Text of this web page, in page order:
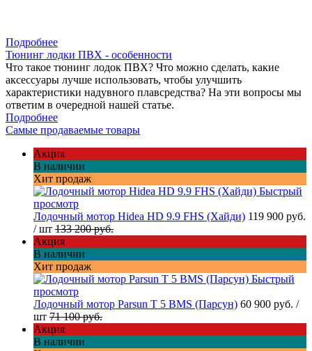
Подробнее
Тюнинг лодки ПВХ - особенности
Что такое тюнинг лодок ПВХ? Что можно сделать, какие
аксессуары лучше использовать, чтобы улучшить
характеристики надувного плавсредства? На эти вопросы мы
ответим в очередной нашей статье.
Подробнее
Самые продаваемые товары
Акция
В наличии
Хит продаж
Быстрый
просмотр
Лодочный мотор Hidea HD 9.9 FHS (Хайди) 119 900 руб.
/ шт 133 200 руб.
Акция
В наличии
Хит продаж
Быстрый
просмотр
Лодочный мотор Parsun T 5 BMS (Парсун) 60 900 руб. /
шт 71 100 руб.
Акция
В наличии